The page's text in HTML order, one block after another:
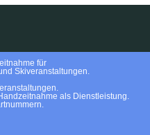
für
Skiveranstaltungen.
als Dienstleistung.